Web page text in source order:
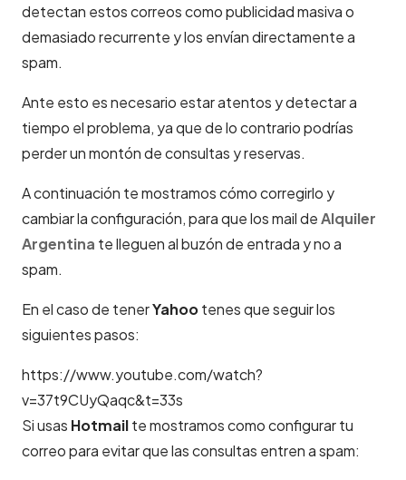
detectan estos correos como publicidad masiva o
demasiado recurrente y los envían directamente a
spam.
Ante esto es necesario estar atentos y detectar a
tiempo el problema, ya que de lo contrario podrías
perder un montón de consultas y reservas.
A continuación te mostramos cómo corregirlo y
cambiar la configuración, para que los mail deAlquiler
Argentina te lleguen al buzón de entrada y no a
spam.
En el caso de tenerYahootenes que seguir los
siguientes pasos:
https://www.youtube.com/watch?
v=37t9CUyQaqc&t=33s
Si usas Hotmailte mostramos como configurar tu
correo para evitar que las consultas entren a spam: